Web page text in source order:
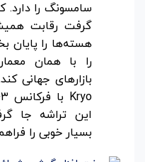
سامسونگ را دارد.
گرفت رقابت
را با همان
بازارهای جهانی
این تراشه جا
بسیار خوبی را